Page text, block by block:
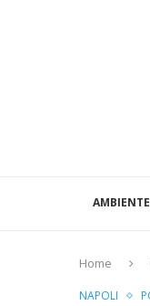
AMBIENTE
Home
NAPOLI